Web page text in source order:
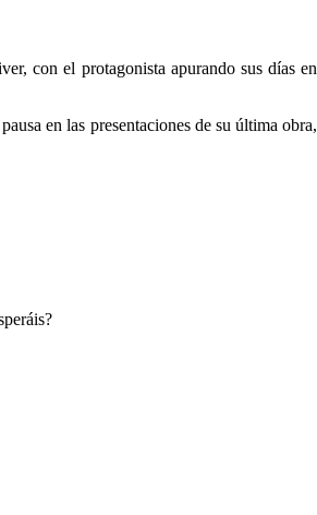
con el protagonista apurando sus días en
en las presentaciones de su última obra,